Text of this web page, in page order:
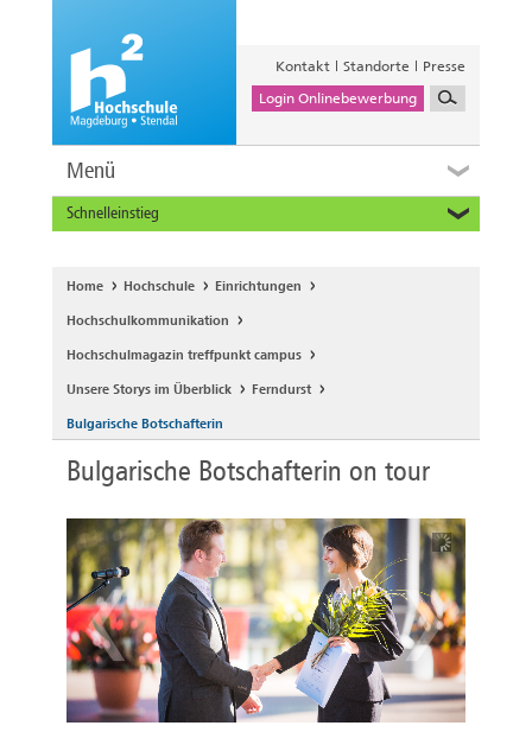
Kontakt Standorte
Presse
Login Onlinebewerbung
Menü
Schnelleinstieg
Alumni
Unternehmen und Institutionen
Home Hochschule Einrichtungen
Hochschulkommunikation
Hochschulmagazin treffpunkt campus
Unsere Storys im Überblick Ferndurst
Bulgarische Botschafterin
Bulgarische Botschafterin on tour